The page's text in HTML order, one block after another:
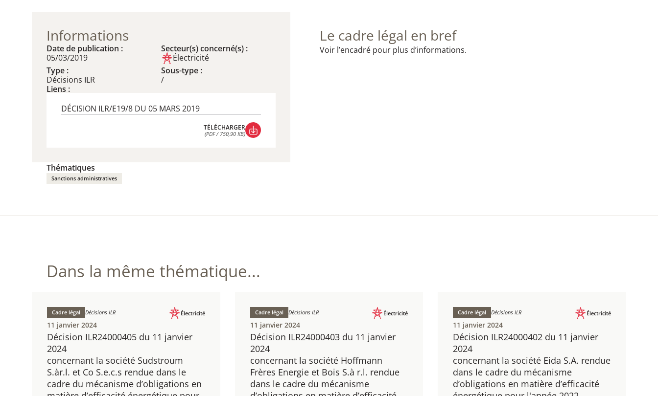
Informations
Date de publication :
05/03/2019
Secteur(s) concerné(s) :
Électricité
Type :
Décisions ILR
Sous-type :
/
Liens :
DÉCISION ILR/E19/8 DU 05 MARS 2019
TÉLÉCHARGER
(PDF / 750,90 KB)
Thématiques
Sanctions administratives
Le cadre légal en bref
Voir l’encadré pour plus d’informations.
Dans la même thématique...
Décision ILR24000405 du 11 janvier
2024
​concernant la société Sudstroum
S.àr.l. et Co S.e.c.s rendue dans le
cadre du mécanisme d’obligations en
Cadre légal Décisions ILR Électricité
11 janvier 2024
Décision ILR24000403 du 11 janvier
2024
​concernant la société Hoffmann
Frères Energie et Bois S.à r.l. rendue
dans le cadre du mécanisme
Cadre légal Décisions ILR Électricité
11 janvier 2024
Décision ILR24000402 du 11 janvier
2024
concernant la société Eida S.A. rendue
dans le cadre du mécanisme
d’obligations en matière d’efficacité
Cadre légal Décisions ILR Électricité
11 janvier 2024